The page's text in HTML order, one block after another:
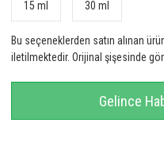
15 ml 30 ml
Bu seçeneklerden satın alınan
iletilmektedir. Orijinal şişesinde
Gelince